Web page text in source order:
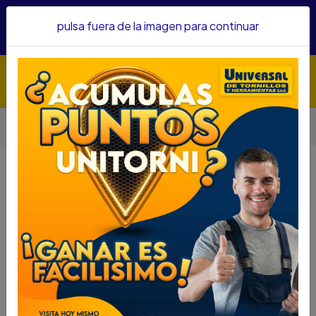
confianza&nbsp;Recibe un KIT PARRILLERO por compras
Inicio Automotriz
Gatos Hidraulicos
GATO UYUSTOOLS 16 TON REF GAB216
GATO UYUSTOOLS 16 TON REF
GATO UYUSTOOLS 16 TON REF GAB216
SKU : 61630035
DESCRIPCION...
pulsa fuera de la imagen para continuar